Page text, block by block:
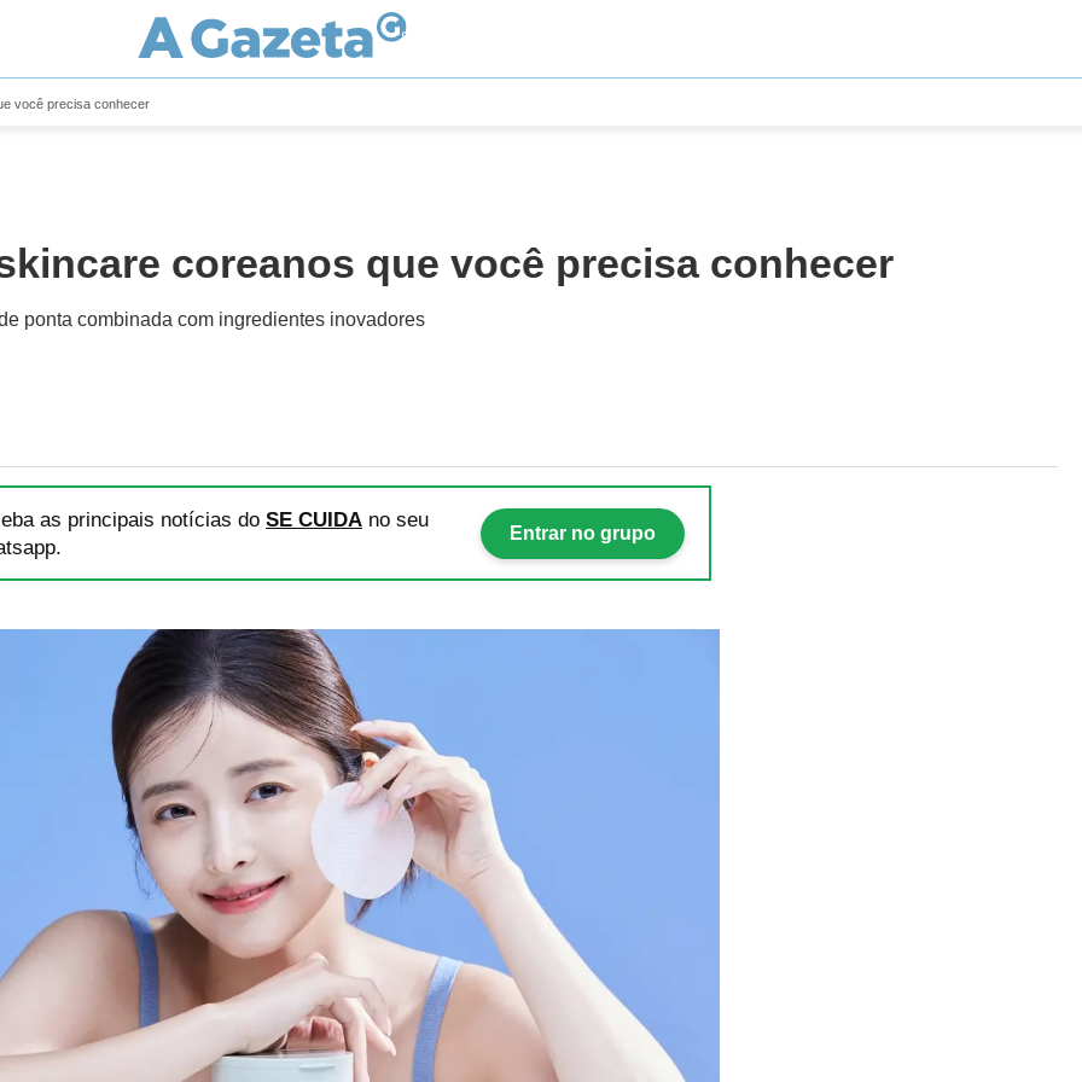
você precisa conhecer
coreanos que você precisa conhecer
ponta combinada com ingredientes inovadores
as principais notícias do SE CUIDA no seu
Entrar no grupo